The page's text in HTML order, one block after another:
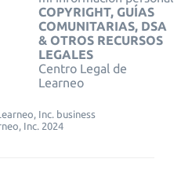
COPYRIGHT, GUÍAS
COMUNITARIAS, DSA
& OTROS RECURSOS
LEGALES
Centro Legal de
Learneo
Inc. business
Inc. 2024